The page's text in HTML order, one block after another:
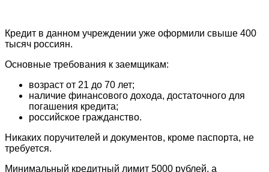
Кредит в данном учреждении уже оформили свыше 400
тысяч россиян.
Основные требования к заемщикам:
возраст от 21 до 70 лет;
наличие финансового дохода, достаточного для
погашения кредита;
российское гражданство.
Никаких поручителей и документов, кроме паспорта, не
требуется.
Минимальный кредитный лимит 5000 рублей, а